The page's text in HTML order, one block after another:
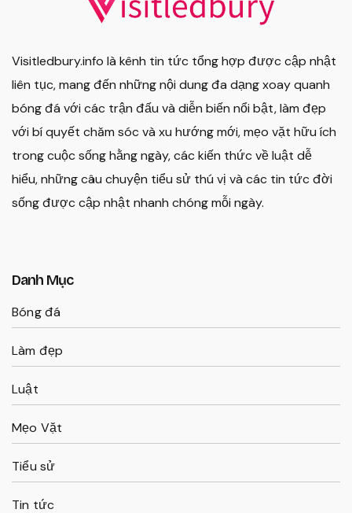
Visitledbury.info là kênh tin tức tổng hợp được cập nhật
liên tục, mang đến những nội dung đa dạng xoay quanh
bóng đá với các trận đấu và diễn biến nổi bật, làm đẹp
với bí quyết chăm sóc và xu hướng mới, mẹo vặt hữu ích
trong cuộc sống hằng ngày, các kiến thức về luật dễ
hiểu, những câu chuyện tiểu sử thú vị và các tin tức đời
sống được cập nhật nhanh chóng mỗi ngày.
Danh Mục
Bóng đá
Làm đẹp
Luật
Mẹo Vặt
Tiểu sử
Tin tức